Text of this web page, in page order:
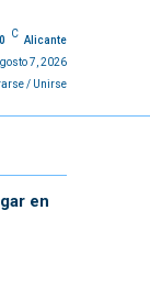
C
Alicante
7, 2026
/ Unirse
en